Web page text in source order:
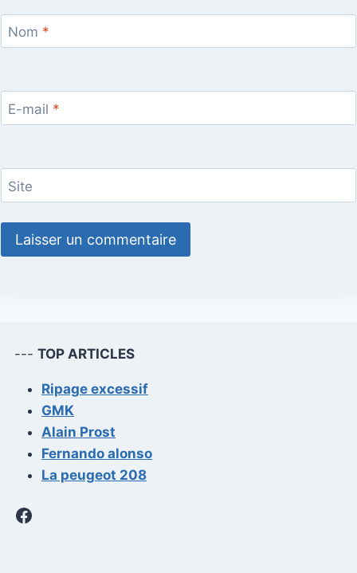
Nom *
E-mail *
Site
--- TOP ARTICLES
Ripage excessif
GMK
Alain Prost
Fernando alonso
La peugeot 208
Facebook